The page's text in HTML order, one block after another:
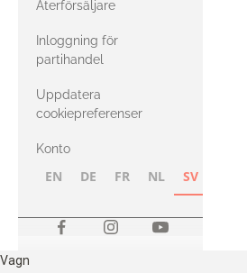
med Heavy
Merino
Återförsäljare
Inloggning för
partihandel
Uppdatera
cookiepreferenser
Konto
EN DE FR NL SV
Vagn